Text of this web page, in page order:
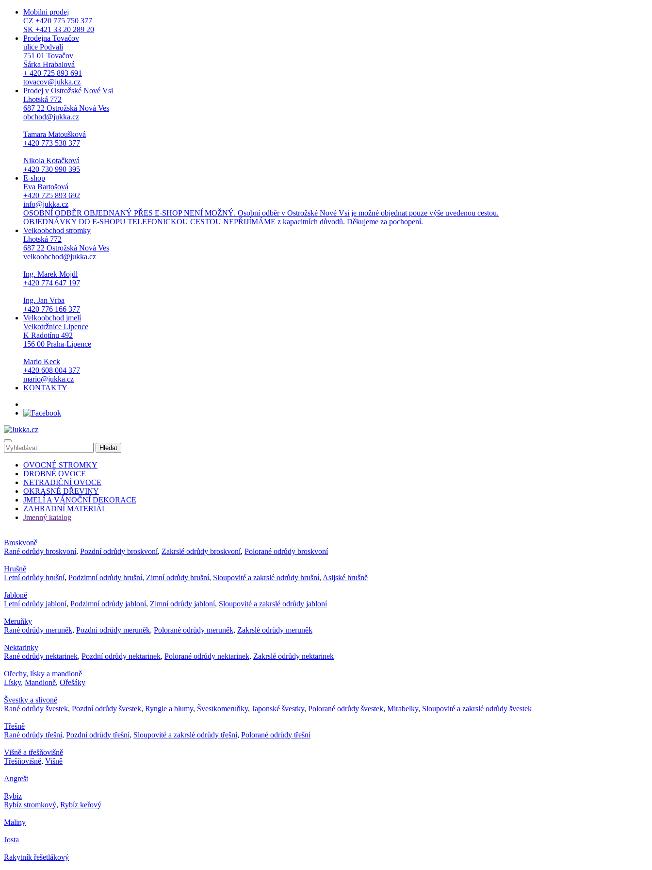
Mobilní prodej
CZ +420 775 750 377
SK +421 33 20 289 20
Prodejna Tovačov
ulice Podvalí
751 01 Tovačov
Šárka Hrabalová
+ 420 725 893 691
tovacov@jukka.cz
Prodej v Ostrožské Nové Vsi
Lhotská 772
687 22 Ostrožská Nová Ves
obchod@jukka.cz
Tamara Matoušková
+420 773 538 377
Nikola Kotačková
+420 730 990 395
E-shop
Eva Bartošová
+420 725 893 692
info@jukka.cz
OSOBNÍ ODBĚR OBJEDNANÝ PŘES E-SHOP NENÍ MOŽNÝ. Osobní odběr v Ostrožské Nové Vsi je možné objednat pouze výše uvedenou cestou.
OBJEDNÁVKY DO E-SHOPU TELEFONICKOU CESTOU NEPŘIJÍMÁME z kapacitních důvodů. Děkujeme za pochopení.
Velkoobchod stromky
Lhotská 772
687 22 Ostrožská Nová Ves
velkoobchod@jukka.cz
Ing. Marek Mojdl
+420 774 647 197
Ing. Jan Vrba
+420 776 166 377
Velkoobchod jmelí
Velkotržnice Lipence
K Radotínu 492
156 00 Praha-Lipence
Mario Keck
+420 608 004 377
mario@jukka.cz
KONTAKTY
OVOCNÉ STROMKY
DROBNÉ OVOCE
NETRADIČNÍ OVOCE
OKRASNÉ DŘEVINY
JMELÍ A VÁNOČNÍ DEKORACE
ZAHRADNÍ MATERIÁL
Jmenný katalog
Broskvoně
Rané odrůdy broskvoní, Pozdní odrůdy broskvoní, Zakrslé odrůdy broskvoní, Polorané odrůdy broskvoní
Hrušně
Letní odrůdy hrušní, Podzimní odrůdy hrušní, Zimní odrůdy hrušní, Sloupovité a zakrslé odrůdy hrušní, Asijské hrušně
Jabloně
Letní odrůdy jabloní, Podzimní odrůdy jabloní, Zimní odrůdy jabloní, Sloupovité a zakrslé odrůdy jabloní
Meruňky
Rané odrůdy meruněk, Pozdní odrůdy meruněk, Polorané odrůdy meruněk, Zakrslé odrůdy meruněk
Nektarinky
Rané odrůdy nektarinek, Pozdní odrůdy nektarinek, Polorané odrůdy nektarinek, Zakrslé odrůdy nektarinek
Ořechy, lísky a mandloně
Lísky, Mandloně, Ořešáky
Švestky a slivoně
Rané odrůdy švestek, Pozdní odrůdy švestek, Ryngle a blumy, Švestkomeruňky, Japonské švestky, Polorané odrůdy švestek, Mirabelky, Sloupovité a zakrslé odrůdy švestek
Třešně
Rané odrůdy třešní, Pozdní odrůdy třešní, Sloupovité a zakrslé odrůdy třešní, Polorané odrůdy třešní
Višně a třešňovišně
Třešňovišně, Višně
Angrešt
Rybíz
Rybíz stromkový, Rybíz keřový
Maliny
Josta
Rakytník řešetlákový